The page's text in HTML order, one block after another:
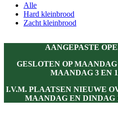
Alle
Hard kleinbrood
Zacht kleinbrood
AANGEPASTE
GESLOTEN OP
MAANDAG 3 EN
I.V.M. PLAATSEN NIEUWE
MAANDAG EN DINDAG